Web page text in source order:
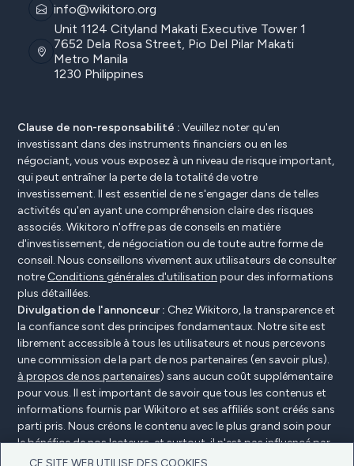
CE SITE WEB UTILISE DES COOKIES
info@wikitoro.org
Unit 1124 Cityland Makati Executive Tower 1
7652 Dela Rosa Street, Pio Del Pilar Makati
Metro Manila
1230 Philippines
Clause de non-responsabilité : Veuillez noter qu'en
investissant dans des instruments financiers ou en les
négociant, vous vous exposez à un niveau de risque important,
qui peut entraîner la perte de la totalité de votre
investissement. Il est essentiel de ne s'engager dans de telles
activités qu'en ayant une compréhension claire des risques
associés. Wikitoro n'offre pas de conseils en matière
d'investissement, de négociation ou de toute autre forme de
conseil. Nous conseillons vivement aux utilisateurs de consulter
notre Conditions générales d'utilisation pour des informations
plus détaillées.
Divulgation de l'annonceur : Chez Wikitoro, la transparence et
la confiance sont des principes fondamentaux. Notre site est
librement accessible à tous les utilisateurs et nous percevons
une commission de la part de nos partenaires (en savoir plus).
à propos de nos partenaires) sans aucun coût supplémentaire
pour vous. Il est important de savoir que tous les contenus et
informations fournis par Wikitoro et ses affiliés sont créés sans
parti pris. Nous créons le contenu avec le plus grand soin pour
le bénéfice de nos lecteurs, et surtout, il n'est pas influencé par
des accords de compensation avec nos partenaires.